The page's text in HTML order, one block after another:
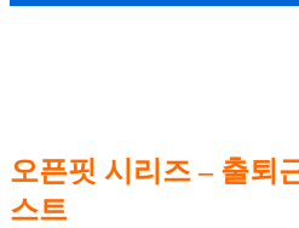
오픈핏 시리즈 – 출퇴
스트